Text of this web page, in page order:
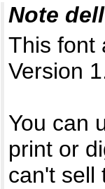
Note
This font
Version
You can
print or
can't sell